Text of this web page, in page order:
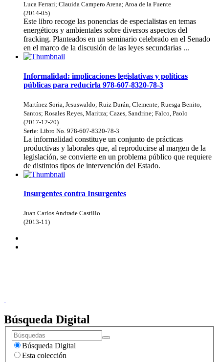
Luca Ferrari; Clauida Campero Arena; Aroa de la Fuente
(2014-05)
Este libro recoge las ponencias de especialistas en temas
energéticos y ambientales sobre diversos aspectos del
fracking. Planteados en un seminario celebrado en el Senado
en el marco de la discusión de las leyes secundarias ...
Informalidad: implicaciones legislativas y políticas
públicas para reducirla 978-607-8320-78-3
Martínez Soria, Jesuswaldo; Ruiz Durán, Clemente; Ruesga Benito,
Santos; Rosales Reyes, Maritza; Cazes, Sandrine; Falco, Paolo
(2017-12-20)
Serie: Libro No. 978-607-8320-78-3
La informalidad constituye un conjunto de prácticas
productivas y laborales que, al reproducirse al margen de la
legislación, se convierte en un problema público que requiere
de distintos tipos de intervención del Estado.
Insurgentes contra Insurgentes
Juan Carlos Andrade Castillo
(2013-11)
Búsqueda Digital
Búsqueda Digital
Esta colección